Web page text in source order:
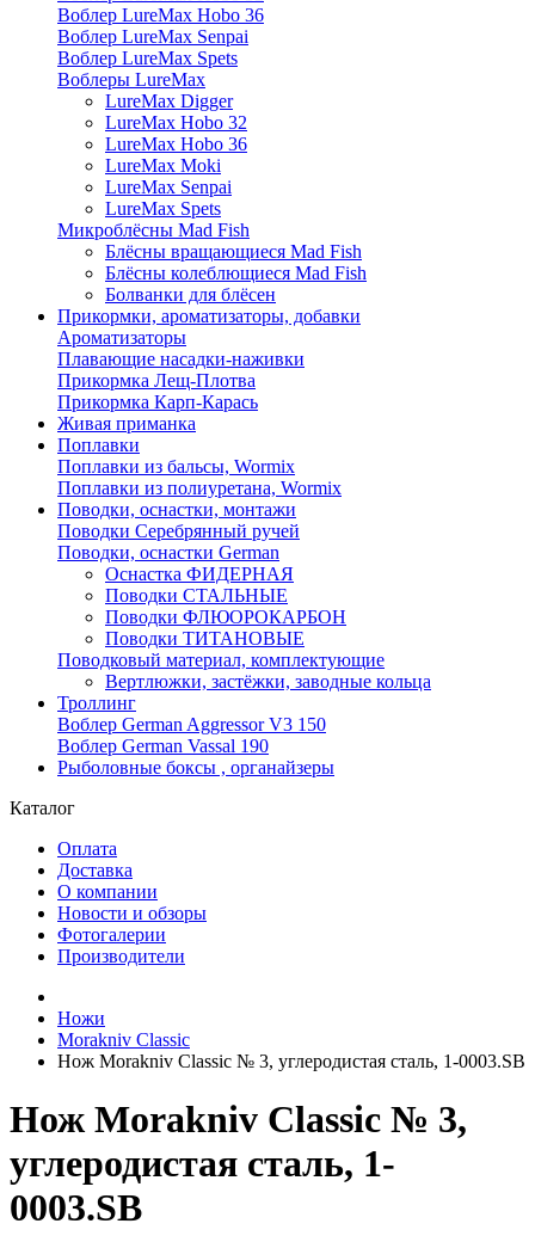
Воблер LureMax Hobo 36
Воблер LureMax Senpai
Воблер LureMax Spets
Воблеры LureMax
LureMax Digger
LureMax Hobo 32
LureMax Hobo 36
LureMax Moki
LureMax Senpai
LureMax Spets
Микроблёсны Mad Fish
Блёсны вращающиеся Mad Fish
Блёсны колеблющиеся Mad Fish
Болванки для блёсен
Прикормки, ароматизаторы, добавки
Ароматизаторы
Плавающие насадки-наживки
Прикормка Лещ-Плотва
Прикормка Карп-Карась
Живая приманка
Поплавки
Поплавки из бальсы, Wormix
Поплавки из полиуретана, Wormix
Поводки, оснастки, монтажи
Поводки Серебрянный ручей
Поводки, оснастки German
Оснастка ФИДЕРНАЯ
Поводки СТАЛЬНЫЕ
Поводки ФЛЮОРОКАРБОН
Поводки ТИТАНОВЫЕ
Поводковый материал, комплектующие
Вертлюжки, застёжки, заводные кольца
Троллинг
Воблер German Aggressor V3 150
Воблер German Vassal 190
Рыболовные боксы , органайзеры
Каталог
Оплата
Доставка
О компании
Новости и обзоры
Фотогалерии
Производители
Ножи
Morakniv Classic
Нож Morakniv Classic № 3, углеродистая сталь, 1-0003.SB
Нож Morakniv Classic № 3,
углеродистая сталь, 1-
0003.SB